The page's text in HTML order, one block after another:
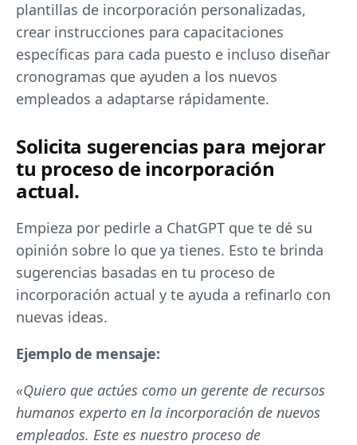
plantillas de incorporación personalizadas,
crear instrucciones para capacitaciones
específicas para cada puesto e incluso diseñar
cronogramas que ayuden a los nuevos
empleados a adaptarse rápidamente.
Solicita sugerencias para mejorar
tu proceso de incorporación
actual.
Empieza por pedirle a ChatGPT que te dé su
opinión sobre lo que ya tienes. Esto te brinda
sugerencias basadas en tu proceso de
incorporación actual y te ayuda a refinarlo con
nuevas ideas.
Ejemplo de mensaje:
«Quiero que actúes como un gerente de recursos
humanos experto en la incorporación de nuevos
empleados. Este es nuestro proceso de